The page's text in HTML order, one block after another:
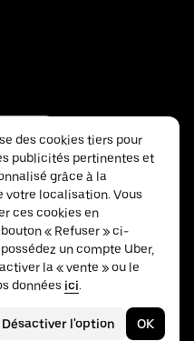
des cookies tiers pour
publicités pertinentes et
grâce à la
votre localisation. Vous
ces cookies en
« Refuser » ci-
un compte Uber,
la « vente » ou le
données ici.
Désactiver l'option OK